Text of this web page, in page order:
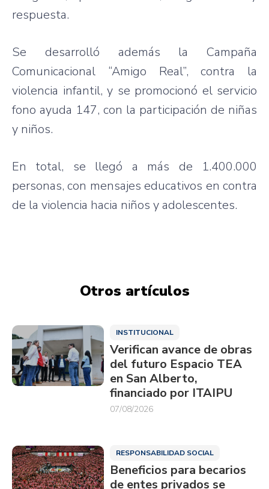
respuesta.
Se desarrolló además la Campaña
Comunicacional “Amigo Real”, contra la
violencia infantil, y se promocionó el servicio
fono ayuda 147, con la participación de niñas
y niños.
En total, se llegó a más de 1.400.000
personas, con mensajes educativos en contra
de la violencia hacia niños y adolescentes.
Otros artículos
INSTITUCIONAL
Verifican avance de obras
del futuro Espacio TEA
en San Alberto,
financiado por ITAIPU
07/08/2026
RESPONSABILIDAD SOCIAL
Beneficios para becarios
de entes privados se